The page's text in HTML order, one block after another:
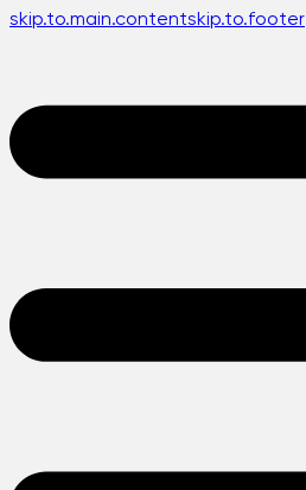
skip.to.main.contentskip.to.footer